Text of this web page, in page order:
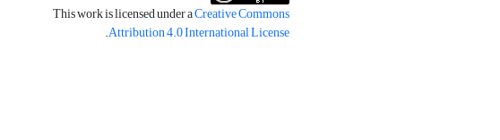
This work is licensed under aCreative Commons
Attribution 4.0 International License
.